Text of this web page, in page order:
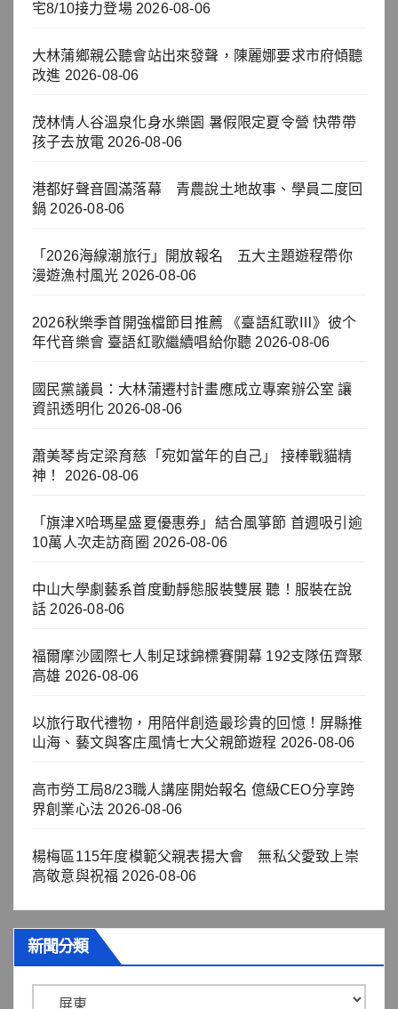
宅8/10接力登場 2026-08-06
大林蒲鄉親公聽會站出來發聲，陳麗娜要求市府傾聽
改進 2026-08-06
茂林情人谷溫泉化身水樂園 暑假限定夏令營 快帶帶
孩子去放電 2026-08-06
港都好聲音圓滿落幕 青農說土地故事、學員二度回
鍋 2026-08-06
「2026海線潮旅行」開放報名 五大主題遊程帶你
漫遊漁村風光 2026-08-06
2026秋樂季首開強檔節目推薦 《臺語紅歌Ⅲ》彼个
年代音樂會 臺語紅歌繼續唱給你聽 2026-08-06
國民黨議員：大林蒲遷村計畫應成立專案辦公室 讓
資訊透明化 2026-08-06
蕭美琴肯定梁育慈「宛如當年的自己」 接棒戰貓精
神！
2026-08-06
「旗津X哈瑪星盛夏優惠券」結合風箏節 首週吸引逾
10萬人次走訪商圈 2026-08-06
中山大學劇藝系首度動靜態服裝雙展 聽！服裝在說
話 2026-08-06
福爾摩沙國際七人制足球錦標賽開幕 192支隊伍齊聚
高雄 2026-08-06
以旅行取代禮物，用陪伴創造最珍貴的回憶！屏縣推
山海、藝文與客庄風情七大父親節遊程 2026-08-06
高市勞工局8/23職人講座開始報名 億級CEO分享跨
界創業心法 2026-08-06
楊梅區115年度模範父親表揚大會 無私父愛致上崇
高敬意與祝福 2026-08-06
新聞分類